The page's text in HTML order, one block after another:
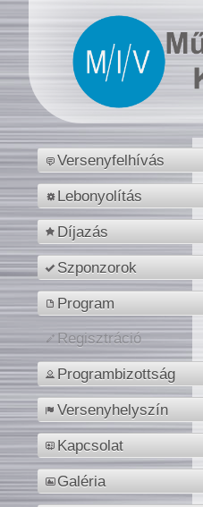
Versenyfelhívás
Lebonyolítás
Díjazás
Szponzorok
Program
Regisztráció
Programbizottság
Versenyhelyszín
Kapcsolat
Galéria